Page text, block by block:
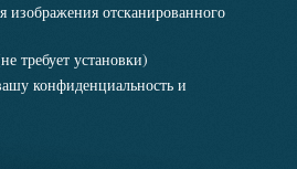
изображения отсканированного
требует установки)
конфиденциальность и